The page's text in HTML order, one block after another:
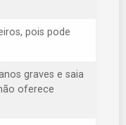
pois pode
graves e saia
oferece